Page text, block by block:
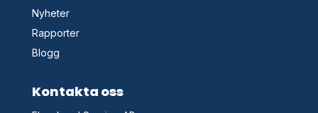
Nyheter
Rapporter
Blogg
Kontakta oss